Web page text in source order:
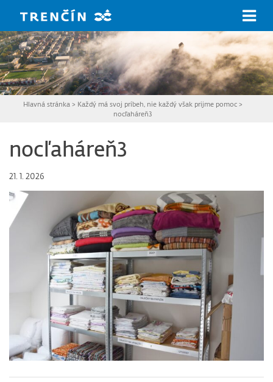
Hlavná stránka > Každý má svoj príbeh, nie každý však prijme pomoc >
nocľaháreň3
nocľaháreň3
21. 1. 2026